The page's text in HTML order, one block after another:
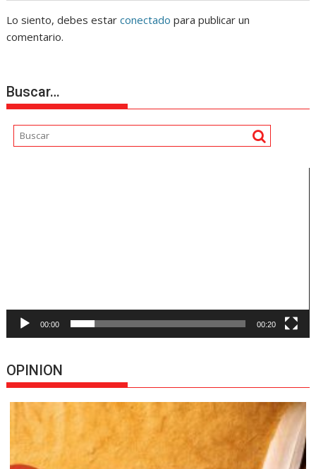
Lo siento, debes estarconectado para publicar un
comentario.
Buscar…
00:00 00:20
OPINION